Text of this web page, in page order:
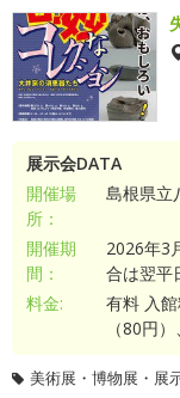
展示会DATA
開催場
所：
島根県立
開催期
間：
2026年3
合は翌平
料金:
有料 入
（80円
美術展・博物展・展